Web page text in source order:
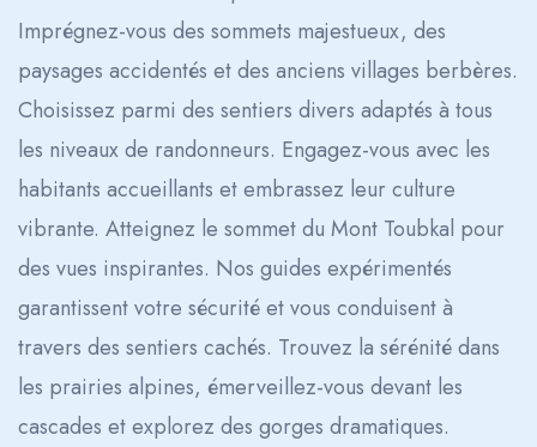
l'Atlas
Imprégnez-vous des sommets majestueux, des
paysages accidentés et des anciens villages berbères.
Choisissez parmi des sentiers divers adaptés à tous
les niveaux de randonneurs. Engagez-vous avec les
habitants accueillants et embrassez leur culture
vibrante. Atteignez le sommet du Mont Toubkal pour
des vues inspirantes. Nos guides expérimentés
garantissent votre sécurité et vous conduisent à
travers des sentiers cachés. Trouvez la sérénité dans
les prairies alpines, émerveillez-vous devant les
cascades et explorez des gorges dramatiques.